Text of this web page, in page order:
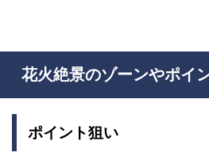
花火絶景のゾーンやポイ
ポイント狙い